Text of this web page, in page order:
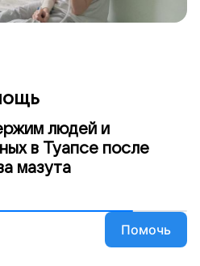
людей и
в Туапсе после
мазута
Помочь